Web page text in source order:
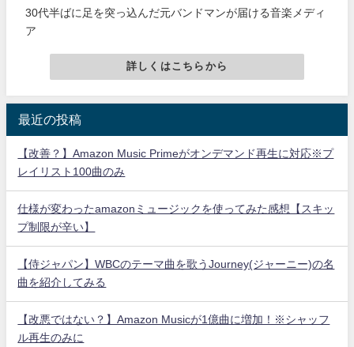
30代半ばに足を突っ込んだ元バンドマンが届ける音楽メディ
ア
詳しくはこちらから
最近の投稿
【改善？】Amazon Music Primeがオンデマンド再生に対応※プ
レイリスト100曲のみ
仕様が変わったamazonミュージックを使ってみた感想【スキッ
プ制限が辛い】
【侍ジャパン】WBCのテーマ曲を歌うJourney(ジャーニー)の名
曲を紹介してみる
【改悪ではない？】Amazon Musicが1億曲に増加！※シャッフ
ル再生のみに